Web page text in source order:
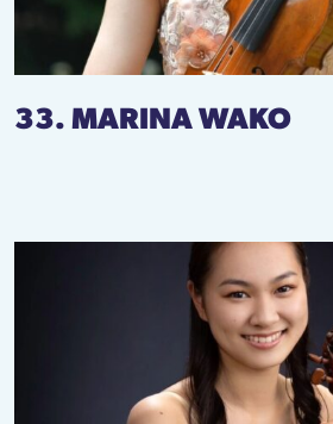
33. MARINA WAKO